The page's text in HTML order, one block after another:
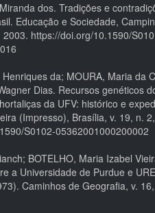
dos. Tradições e
Educação e Sociedade,
https://doi.org/10.1590/
Henriques da; MOURA, Maria da
Dias. Recursos genéticos
da UFV: histórico e
(Impresso), Brasília, v. 19, n.
S0102-05362001000200002
BOTELHO, Maria Izabel
a Universidade de Purdue e
Caminhos de Geografia, v.